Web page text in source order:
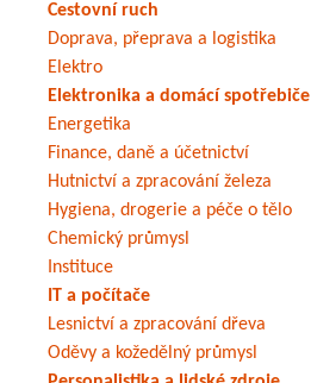
Cestovní ruch
Doprava, přeprava a logistika
Elektro
Elektronika a domácí spotřebiče
Energetika
Finance, daně a účetnictví
Hutnictví a zpracování železa
Hygiena, drogerie a péče o tělo
Chemický průmysl
Instituce
IT a počítače
Lesnictví a zpracování dřeva
Oděvy a kožedělný průmysl